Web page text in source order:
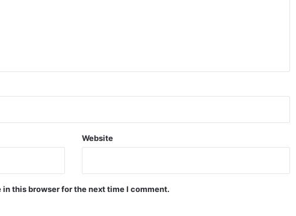
Website
this browser for the next time I comment.